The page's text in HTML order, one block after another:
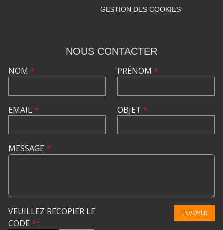
GESTION DES COOKIES
NOUS CONTACTER
NOM *
EMAIL*
PRÉNOM *
OBJET *
MESSAGE *
VEUILLEZ RECOPIER LE
CODE * :
ENVOYER